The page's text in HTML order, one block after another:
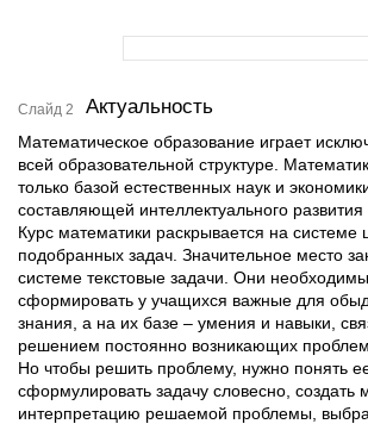
Слайд 2 Актуальность
Математическое образование играет
всей образовательной структуре.
только базой естественных наук и
составляющей интеллектуального развития
Курс математики раскрывается на системе
подобранных задач. Значительное место
системе текстовые задачи. Они
сформировать у учащихся важные для
знания, а на их базе – умения и навыки,
решением постоянно возникающих
Но чтобы решить проблему, нужно понять ее
сформулировать задачу словесно, создать
интерпретацию решаемой проблемы,